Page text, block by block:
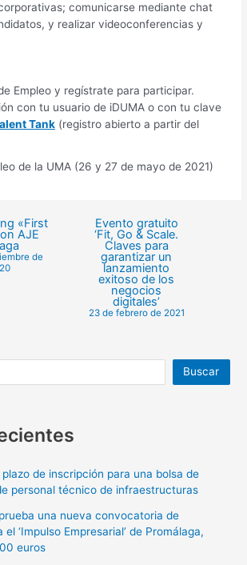
comunicarse mediante chat
y realizar videoconferencias y
Empleo y regístrate para participar.
con tu usuario de iDUMA o con tu clave
Tank (registro abierto a partir del
«First
AJE
de
Evento gratuito
‘Fit, Go & Scale.
Claves para
garantizar un
lanzamiento
exitoso de los
negocios
digitales’
23 de febrero de 2021
Buscar
de inscripción para una bolsa de
personal técnico de infraestructuras
una nueva convocatoria de
‘Impulso Empresarial’ de Promálaga,
euros